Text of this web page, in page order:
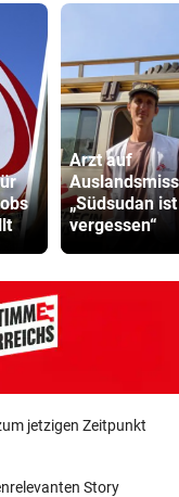
Arzt auf
„Südsudan ist
vergessen“
jetzigen Zeitpunkt
Story